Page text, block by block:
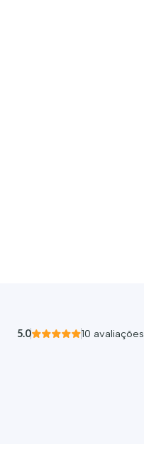
5.0 10 avaliações